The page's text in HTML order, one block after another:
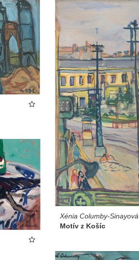
Xénia Columby-Sinayová
Motív z Košíc